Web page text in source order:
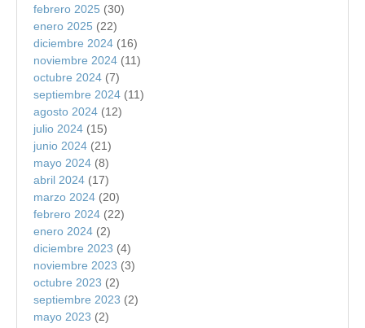
febrero 2025 (30)
enero 2025 (22)
diciembre 2024 (16)
noviembre 2024 (11)
octubre 2024 (7)
septiembre 2024 (11)
agosto 2024 (12)
julio 2024 (15)
junio 2024 (21)
mayo 2024 (8)
abril 2024 (17)
marzo 2024 (20)
febrero 2024 (22)
enero 2024 (2)
diciembre 2023 (4)
noviembre 2023 (3)
octubre 2023 (2)
septiembre 2023 (2)
mayo 2023 (2)